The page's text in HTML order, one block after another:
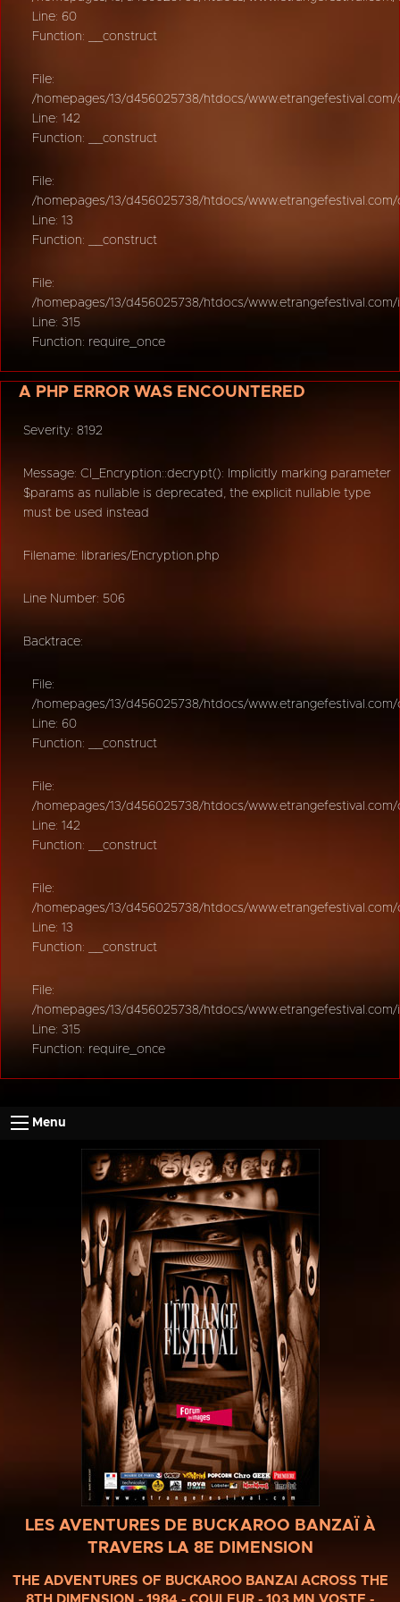
Line: 60
Function: __construct
File:
/homepages/13/d456025738/htdocs/
Line: 142
Function: __construct
File:
/homepages/13/d456025738/htdocs/
Line: 13
Function: __construct
File:
/homepages/13/d456025738/htdocs/
Line: 315
Function: require_once
A PHP ERROR WAS ENCOUNTERED
Severity: 8192
Message: CI_Encryption::decrypt(): Implicitly marking parameter
$params as nullable is deprecated, the explicit nullable type
must be used instead
Filename: libraries/Encryption.php
Line Number: 506
Backtrace:
File:
/homepages/13/d456025738/htdocs/
Line: 60
Function: __construct
File:
/homepages/13/d456025738/htdocs/
Line: 142
Function: __construct
File:
/homepages/13/d456025738/htdocs/
Line: 13
Function: __construct
File:
/homepages/13/d456025738/htdocs/
Line: 315
Function: require_once
Menu
LES AVENTURES DE BUCKAROO BANZAÏ À
TRAVERS LA 8E DIMENSION
THE ADVENTURES OF BUCKAROO BANZAI ACROSS THE